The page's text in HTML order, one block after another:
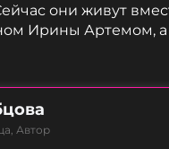
они живут
Ирины Артемом,
Автор